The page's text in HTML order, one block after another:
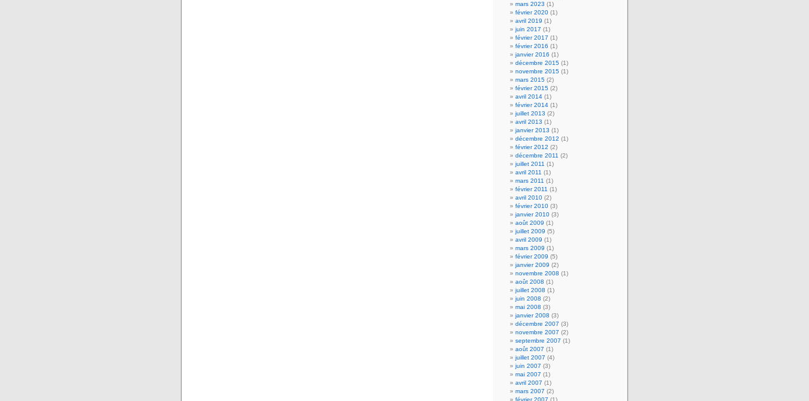
mars 2023 (1)
février 2020 (1)
avril 2019 (1)
juin 2017 (1)
février 2017 (1)
février 2016 (1)
janvier 2016 (1)
décembre 2015 (1)
novembre 2015 (1)
mars 2015 (2)
février 2015 (2)
avril 2014 (1)
février 2014 (1)
juillet 2013 (2)
avril 2013 (1)
janvier 2013 (1)
décembre 2012 (1)
février 2012 (2)
décembre 2011 (2)
juillet 2011 (1)
avril 2011 (1)
mars 2011 (1)
février 2011 (1)
avril 2010 (2)
février 2010 (3)
janvier 2010 (3)
août 2009 (1)
juillet 2009 (5)
avril 2009 (1)
mars 2009 (1)
février 2009 (5)
janvier 2009 (2)
novembre 2008 (1)
août 2008 (1)
juillet 2008 (1)
juin 2008 (2)
mai 2008 (3)
janvier 2008 (3)
décembre 2007 (3)
novembre 2007 (2)
septembre 2007 (1)
août 2007 (1)
juillet 2007 (4)
juin 2007 (3)
mai 2007 (1)
avril 2007 (1)
mars 2007 (2)
février 2007 (1)